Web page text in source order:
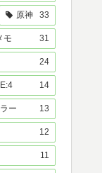
原神 33
モ 31
24
14
ー 13
12
11